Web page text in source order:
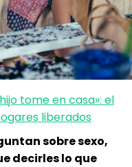
tome en casa»: el
liberados
sobre sexo,
decirles lo que